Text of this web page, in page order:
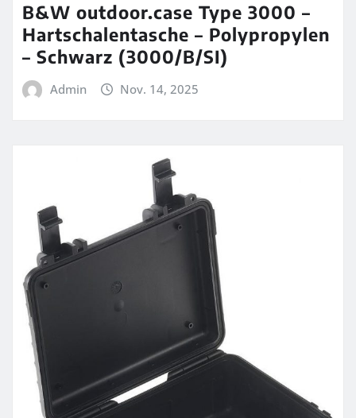
B&W outdoor.case Type 3000 –
Hartschalentasche – Polypropylen
– Schwarz (3000/B/SI)
Admin Nov. 14, 2025